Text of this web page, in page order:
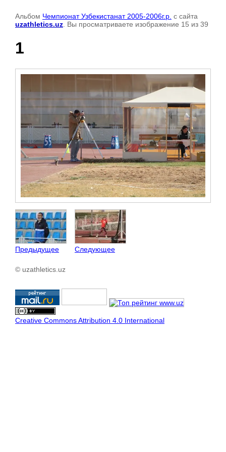
Альбом Чемпионат Узбекистанат 2005-2006г.р. с сайта
uzathletics.uz . Вы просматриваете изображение 15 из 39
1
Предыдущее Следующее
© uzathletics.uz
Creative Commons Attribution 4.0 International